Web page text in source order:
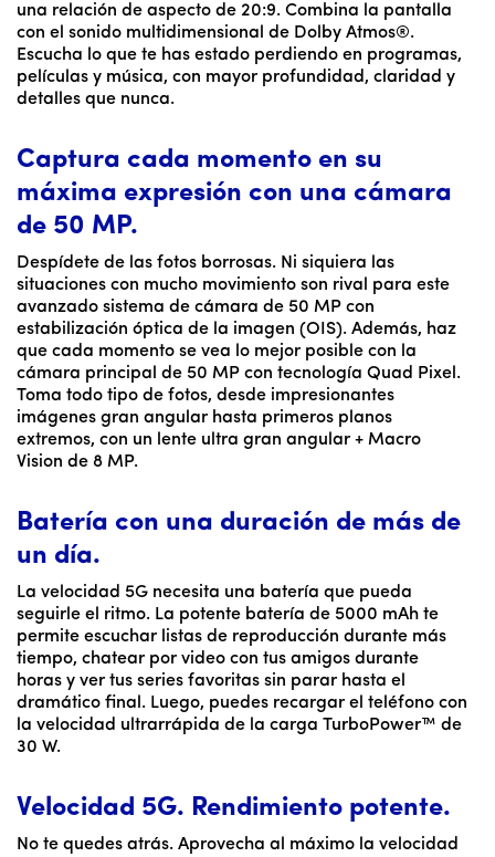
una relación de aspecto de 20:9. Combina la pantalla
con el sonido multidimensional de Dolby Atmos®.
Escucha lo que te has estado perdiendo en programas,
películas y música, con mayor profundidad, claridad y
detalles que nunca.
Captura cada momento en su
máxima expresión con una cámara
de 50 MP.
Despídete de las fotos borrosas. Ni siquiera las
situaciones con mucho movimiento son rival para este
avanzado sistema de cámara de 50 MP con
estabilización óptica de la imagen (OIS). Además, haz
que cada momento se vea lo mejor posible con la
cámara principal de 50 MP con tecnología Quad Pixel.
Toma todo tipo de fotos, desde impresionantes
imágenes gran angular hasta primeros planos
extremos, con un lente ultra gran angular + Macro
Vision de 8 MP.
Batería con una duración de más de
un día.
La velocidad 5G necesita una batería que pueda
seguirle el ritmo. La potente batería de 5000 mAh te
permite escuchar listas de reproducción durante más
tiempo, chatear por video con tus amigos durante
horas y ver tus series favoritas sin parar hasta el
dramático final. Luego, puedes recargar el teléfono con
la velocidad ultrarrápida de la carga TurboPower™ de
30 W.
Velocidad 5G. Rendimiento potente.
No te quedes atrás. Aprovecha al máximo la velocidad